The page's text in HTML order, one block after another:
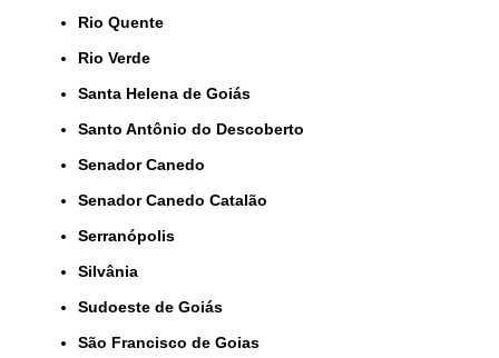
Rio Quente
Rio Verde
Santa Helena de Goiás
Santo Antônio do Descoberto
Senador Canedo
Senador Canedo Catalão
Serranópolis
Silvânia
Sudoeste de Goiás
São Francisco de Goias